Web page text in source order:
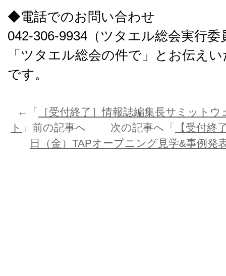
◆電話でのお問い合わせ
042-306-9934（ツタエル総会実行
「ツタエル総会の件で」とお伝え
です。
←「
［受付終了］情報誌編集長サミット
ト 」前の記事へ 次の記事へ「
【受付終
日（金）TAPオープニング見学&事例発